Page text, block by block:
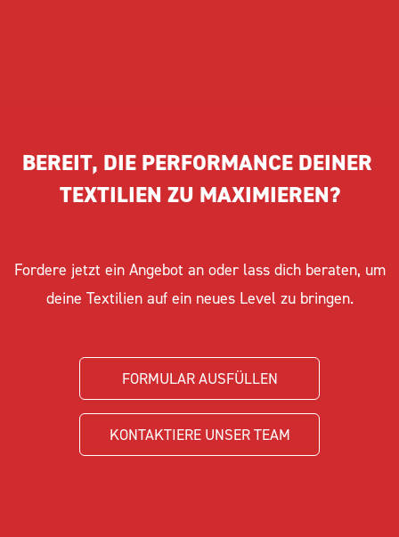
BEREIT, DIE PERFORMANCE DEINER
TEXTILIEN ZU MAXIMIEREN?
Fordere jetzt ein Angebot an oder lass dich beraten, um
deine Textilien auf ein neues Level zu bringen.
FORMULAR AUSFÜLLEN
KONTAKTIERE UNSER TEAM